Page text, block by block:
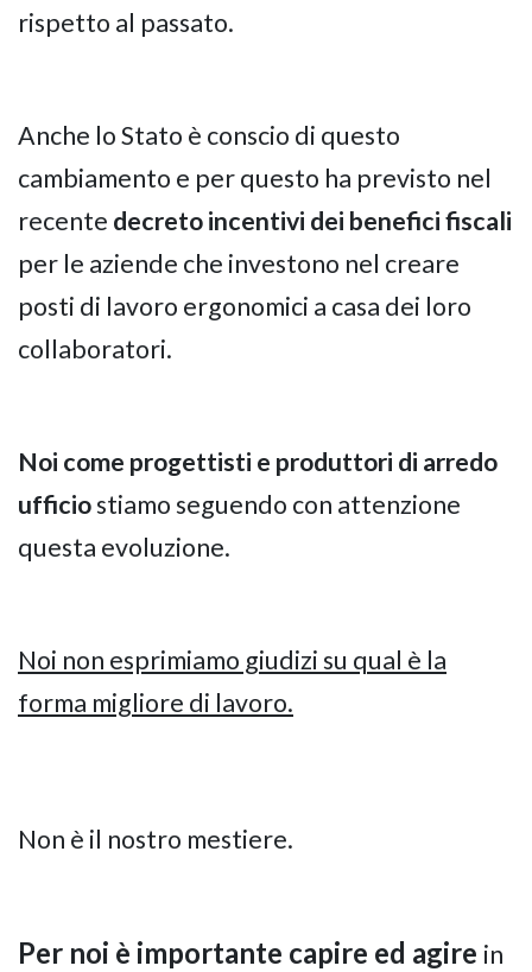
rispetto al passato.
Anche lo Stato è conscio di questo
cambiamento e per questo ha previsto nel
recente decreto incentivi dei benefici fiscali
per le aziende che investono nel creare
posti di lavoro ergonomici a casa dei loro
collaboratori.
Noi come progettisti e produttori di arredo
ufficiostiamo seguendo con attenzione
questa evoluzione.
Noi non esprimiamo giudizi su qual è la
forma migliore di lavoro.
Non è il nostro mestiere.
Per noi è importante capire ed agire in